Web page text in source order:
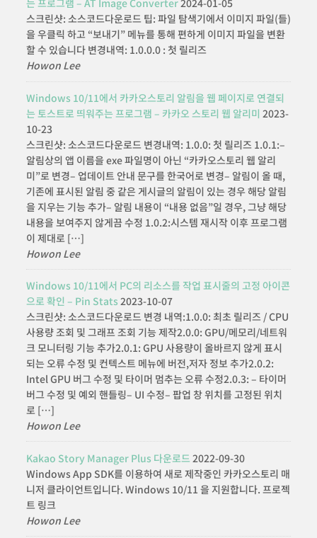
는 프로그램 – AT Image Converter2024-01-05
스크린샷: 소스코드다운로드 팁: 파일 탐색기에서 이미지 파일(들)
을 우클릭 하고 “보내기” 메뉴를 통해 편하게 이미지 파일을 변환
할 수 있습니다 변경내역: 1.0.0.0 : 첫 릴리즈
Howon Lee
Windows 10/11에서 카카오스토리 알림을 웹 페이지로 연결되
는 토스트로 띄워주는 프로그램 – 카카오 스토리 웹 알리미 2023-
10-23
스크린샷: 소스코드다운로드 변경내역: 1.0.0: 첫 릴리즈 1.0.1:–
알림상의 앱 이름을 exe 파일명이 아닌 “카카오스토리 웹 알리
미”로 변경– 업데이트 안내 문구를 한국어로 변경– 알림이 올 때,
기존에 표시된 알림 중 같은 게시글의 알림이 있는 경우 해당 알림
을 지우는 기능 추가– 알림 내용이 “내용 없음”일 경우, 그냥 해당
내용을 보여주지 않게끔 수정 1.0.2:시스템 재시작 이후 프로그램
이 제대로 […]
Howon Lee
Windows 10/11에서 PC의 리소스를 작업 표시줄의 고정 아이콘
으로 확인 – Pin Stats 2023-10-07
스크린샷: 소스코드다운로드 변경 내역:1.0.0: 최초 릴리즈 / CPU
사용량 조회 및 그래프 조회 기능 제작2.0.0: GPU/메모리/네트워
크 모니터링 기능 추가2.0.1: GPU 사용량이 올바르지 않게 표시
되는 오류 수정 및 컨텍스트 메뉴에 버전,저자 정보 추가2.0.2:
Intel GPU 버그 수정 및 타이머 멈추는 오류 수정2.0.3: – 타이머
버그 수정 및 예외 핸들링– UI 수정– 팝업 창 위치를 고정된 위치
로 […]
Howon Lee
Kakao Story Manager Plus 다운로드 2022-09-30
Windows App SDK를 이용하여 새로 제작중인 카카오스토리 매
니저 클라이언트입니다. Windows 10/11 을 지원합니다. 프로젝
트 링크
Howon Lee